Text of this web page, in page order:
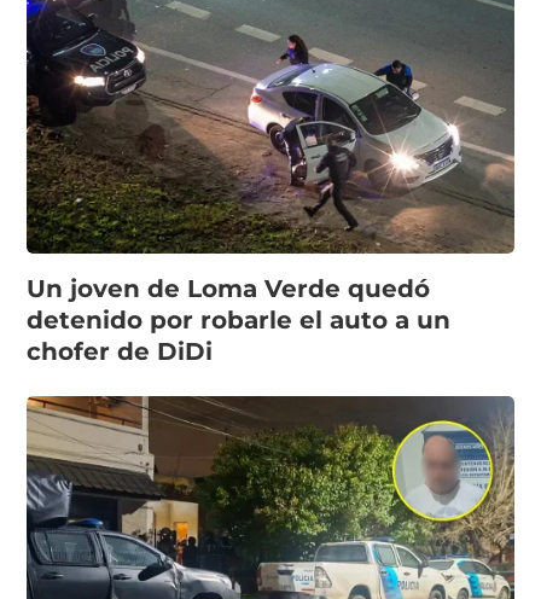
Un joven de Loma Verde quedó
detenido por robarle el auto a un
chofer de DiDi